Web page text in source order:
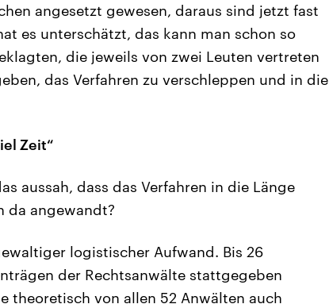
angesetzt gewesen, daraus sind jetzt fast
es unterschätzt, das kann man schon so
die jeweils von zwei Leuten vertreten
das Verfahren zu verschleppen und in die
Zeit“
aussah, dass das Verfahren in die Länge
da angewandt?
logistischer Aufwand. Bis 26
der Rechtsanwälte stattgegeben
theoretisch von allen 52 Anwälten auch